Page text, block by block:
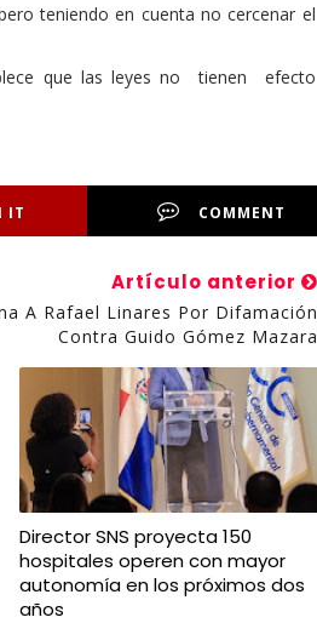
teniendo en cuenta no cercenar el
que las leyes no tienen efecto
IT COMMENT
Artículo anterior
A Rafael Linares Por Difamación
Contra Guido Gómez Mazara
Director SNS proyecta 150
hospitales operen con mayor
autonomía en los próximos dos
años